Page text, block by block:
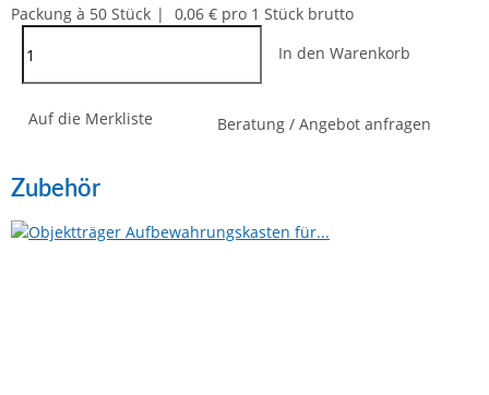
Packung à 50 Stück
0,06 € pro 1 Stück brutto
In den Warenkorb
Auf die Merkliste Beratung / Angebot anfragen
Zubehör